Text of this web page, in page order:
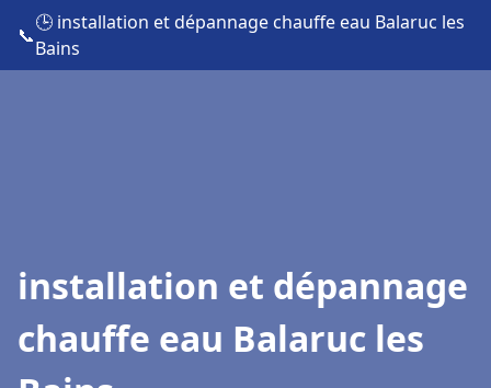
📞
🕒 installation et dépannage chauffe eau Balaruc les
Bains
installation et dépannage
chauffe eau Balaruc les